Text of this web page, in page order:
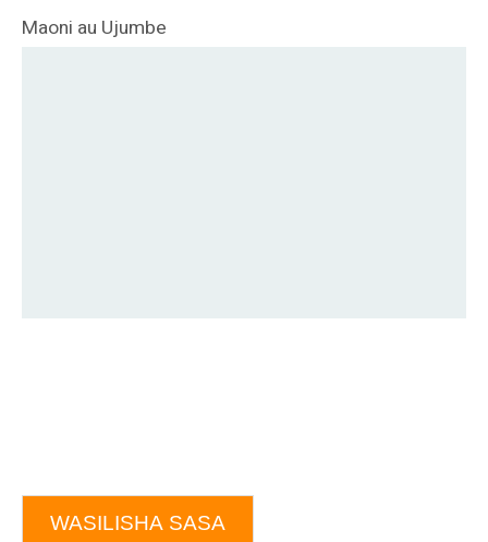
Maoni au Ujumbe
WASILISHA SASA